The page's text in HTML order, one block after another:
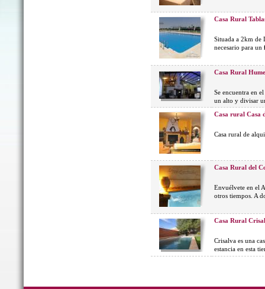
Casa Rural
Situada a 2km de
necesario para un
Casa Rural
Se encuentra en
un alto y divisar
Casa rural Casa
Casa rural de
Casa Rural del
Envuélvete en el
otros tiempos. A
Casa Rural
Crisalva es una
estancia en esta